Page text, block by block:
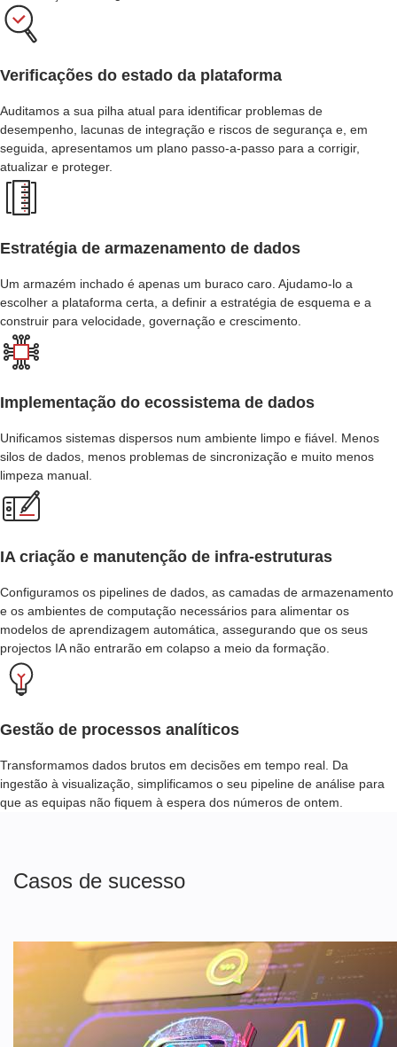
Verificações do estado da plataforma
Auditamos a sua pilha atual para identificar problemas de
desempenho, lacunas de integração e riscos de segurança e, em
seguida, apresentamos um plano passo-a-passo para a corrigir,
atualizar e proteger.
Estratégia de armazenamento de dados
Um armazém inchado é apenas um buraco caro. Ajudamo-lo a
escolher a plataforma certa, a definir a estratégia de esquema e a
construir para velocidade, governação e crescimento.
Implementação do ecossistema de dados
Unificamos sistemas dispersos num ambiente limpo e fiável. Menos
silos de dados, menos problemas de sincronização e muito menos
limpeza manual.
IA criação e manutenção de infra-estruturas
Configuramos os pipelines de dados, as camadas de armazenamento
e os ambientes de computação necessários para alimentar os
modelos de aprendizagem automática, assegurando que os seus
projectos IA não entrarão em colapso a meio da formação.
Gestão de processos analíticos
Transformamos dados brutos em decisões em tempo real. Da
ingestão à visualização, simplificamos o seu pipeline de análise para
que as equipas não fiquem à espera dos números de ontem.
Casos de sucesso